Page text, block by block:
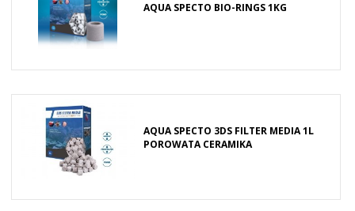
AQUA SPECTO BIO-RINGS 1KG
AQUA SPECTO 3DS FILTER MEDIA 1L
POROWATA CERAMIKA